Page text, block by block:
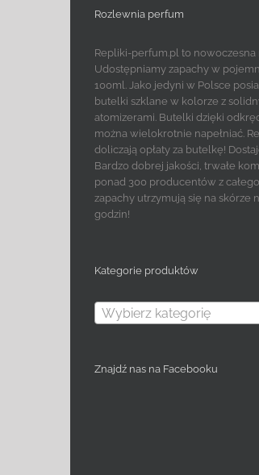
Rozlewnia perfum
Repliki-perfum.pl to nowoczesna
Udostępniamy zapachy w
100ml. Jako jedyni w Polsce
butelki szklane w kolorze z
atomizerami. Butelki dzięki
można wielokrotnie napełniać.
doliczają opłaty za butelkę!
Bardzo dobrej jakości, trwałe
ponad 300 producentów z
zapachy utrzymują się na skórze
godzin!
Kategorie produktów
Wybierz kategorię
Znajdź nas na Facebooku